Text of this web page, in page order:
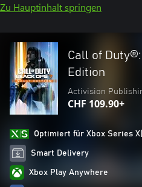
Zu Hauptinhalt springen
Call of
Edition
Activision
CHF 109.90+
Optimiert für Xbox Series
Smart Delivery
Xbox Play Anywhere